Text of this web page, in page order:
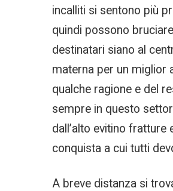
incalliti si sentono più
quindi possono
destinatari siano al
materna per un miglior
qualche ragione e del
sempre in questo
dall’alto evitino
conquista a cui tutti
A breve distanza si